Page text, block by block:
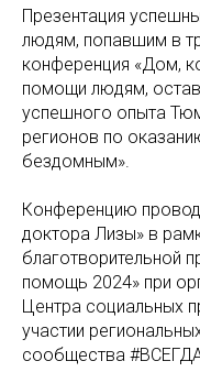
Презентация
людям, попавшим в
конференция «Дом,
помощи людям,
успешного опыта
регионов по
бездомным».
Конференцию
доктора Лизы» в
благотворительной
помощь 2024» при
Центра социальных
участии
сообщества